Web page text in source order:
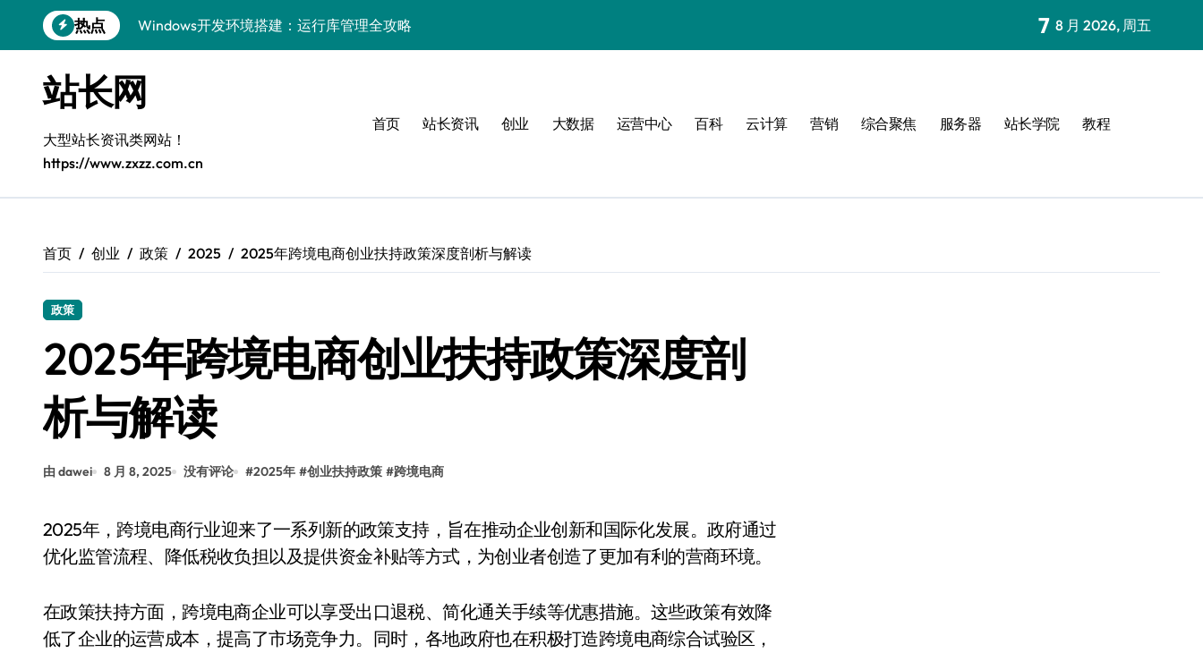
到
热点
Windows开发环境搭建：运行库管理全攻略
鸿蒙云架构下弹性计算优化探索
计算机视觉索引漏洞深度剖析与修复
弹性计算重塑云架构：降本增效实战指南
驭5G之速，铸iOS移动互联新标杆
快速定位漏洞，优化索引效率
弹性架构赋能精准计算，重塑云端体验
7 8 月 2026, 周五
站长网
大型站长资讯类网站！
https://www.zxzz.com.cn
首页 站长资讯 创业 大数据 运营中心 百科 云计算 营销 综合聚焦 服务器 站长学院 教程
首页 创业 政策 2025 2025年跨境电商创业扶持政策深度剖析与解读
政策
2025年跨境电商创业扶持政策深度剖
析与解读
由 dawei 8 月 8, 2025 没有评论 #2025年 #创业扶持政策 #跨境电商
2025年，跨境电商行业迎来了一系列新的政策支持，旨在推动企业创新和国际化发展。政府通过
优化监管流程、降低税收负担以及提供资金补贴等方式，为创业者创造了更加有利的营商环境。
在政策扶持方面，跨境电商企业可以享受出口退税、简化通关手续等优惠措施。这些政策有效降
低了企业的运营成本，提高了市场竞争力。同时，各地政府也在积极打造跨境电商综合试验区，